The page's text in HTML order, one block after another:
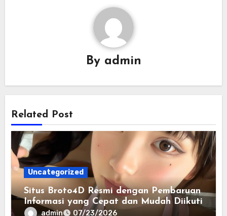
By admin
Related Post
Uncategorized
Situs Broto4D Resmi dengan Pembaruan
Informasi yang Cepat dan Mudah Diikuti
admin 07/23/2026